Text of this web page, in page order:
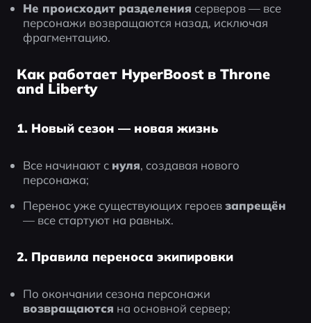
Не происходит разделения серверов — все
персонажи возвращаются назад, исключая
фрагментацию.
Как работает HyperBoost в Throne
and Liberty
1. Новый сезон — новая жизнь
Все начинают с нуля, создавая нового
персонажа;
Перенос уже существующих героев запрещён
— все стартуют на равных.
2. Правила переноса экипировки
возвращаются на основной сервер;